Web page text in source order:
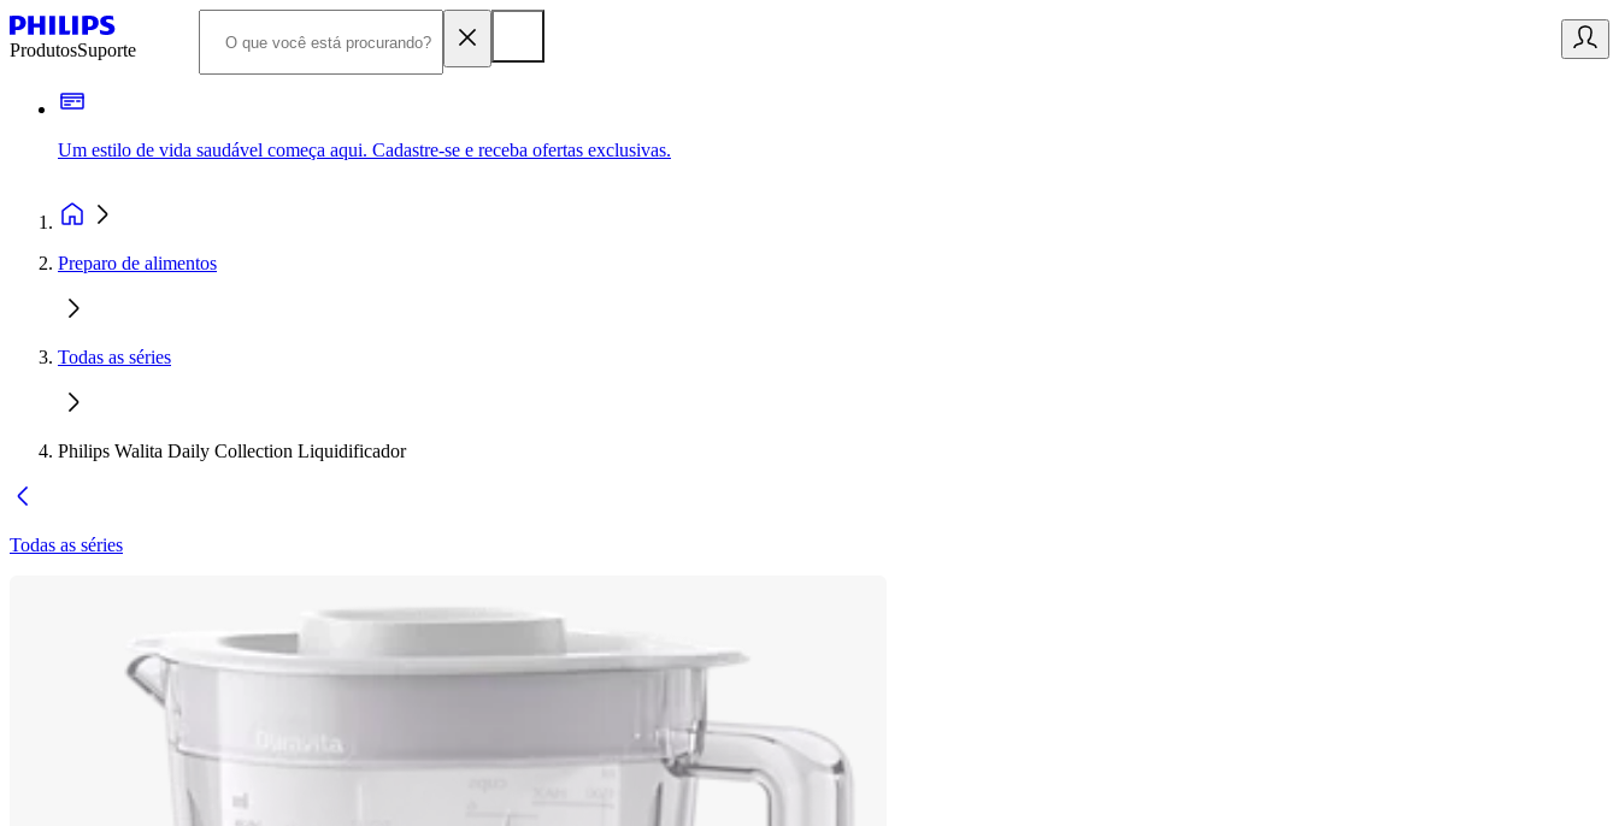
ProdutosSuporte
Um estilo de vida saudável começa aqui. Cadastre-se e receba ofertas exclusivas.
Preparo de alimentos
Todas as séries
Philips Walita Daily Collection Liquidificador
Todas as séries